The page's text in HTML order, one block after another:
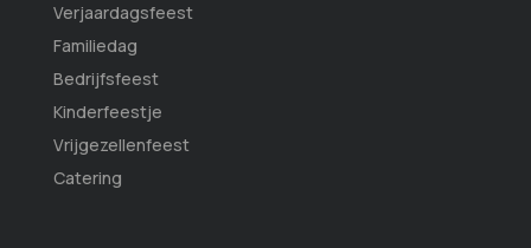
Verjaardagsfeest
Familiedag
Bedrijfsfeest
Kinderfeestje
Vrijgezellenfeest
Catering